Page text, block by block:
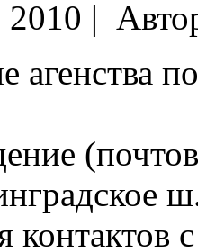
|
агенства